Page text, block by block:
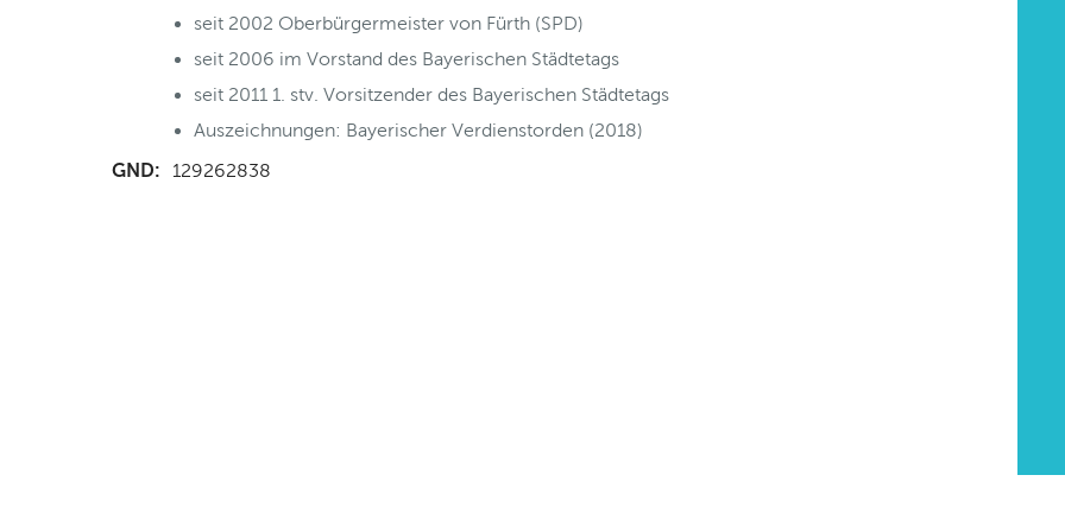
seit 2002 Oberbürgermeister von Fürth (SPD)
seit 2006 im Vorstand des Bayerischen Städtetags
seit 2011 1. stv. Vorsitzender des Bayerischen Städtetags
Auszeichnungen: Bayerischer Verdienstorden (2018)
GND: 129262838